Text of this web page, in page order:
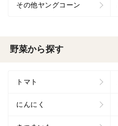
その他ヤングコーン
野菜から探す
トマト
にんにく